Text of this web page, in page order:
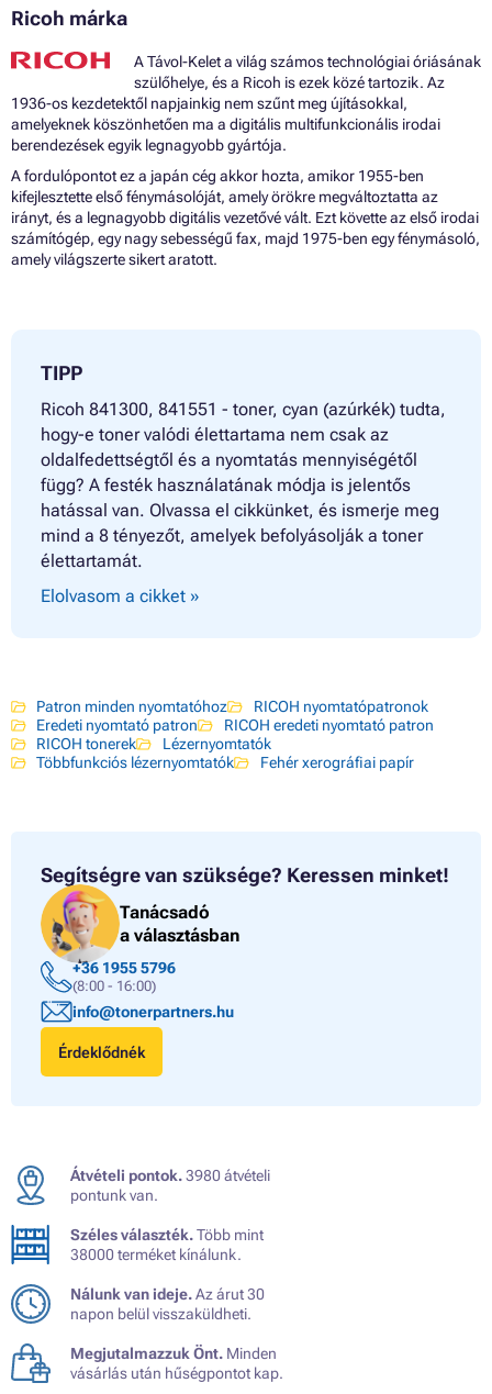
Ricoh márka
A Távol-Kelet a világ számos technológiai óriásának
szülőhelye, és a Ricoh is ezek közé tartozik. Az
1936-os kezdetektől napjainkig nem szűnt meg újításokkal,
amelyeknek köszönhetően ma a digitális multifunkcionális irodai
berendezések egyik legnagyobb gyártója.
A fordulópontot ez a japán cég akkor hozta, amikor 1955-ben
kifejlesztette első fénymásolóját, amely örökre megváltoztatta az
irányt, és a legnagyobb digitális vezetővé vált. Ezt követte az első irodai
számítógép, egy nagy sebességű fax, majd 1975-ben egy fénymásoló,
amely világszerte sikert aratott.
TIPP
Ricoh 841300, 841551 - toner, cyan (azúrkék) tudta,
hogy-e toner valódi élettartama nem csak az
oldalfedettségtől és a nyomtatás mennyiségétől
függ? A festék használatának módja is jelentős
hatással van. Olvassa el cikkünket, és ismerje meg
mind a 8 tényezőt, amelyek befolyásolják a toner
élettartamát.
Elolvasom a cikket »
Patron minden nyomtatóhoz
RICOH nyomtatópatronok
Eredeti nyomtató patron
RICOH eredeti nyomtató patron
RICOH tonerek
Lézernyomtatók
Többfunkciós lézernyomtatók
Fehér xerográfiai papír
Segítségre van szüksége? Keressen minket!
Tanácsadó
a választásban
+36 1955 5796
(8:00 - 16:00)
info@tonerpartners.hu
Érdeklődnék
Átvételi pontok.3980 átvételi
pontunk van.
Széles választék.Több mint
38000 terméket kínálunk.
Nálunk van ideje.Az árut 30
napon belül visszaküldheti.
Megjutalmazzuk Önt. Minden
vásárlás után hűségpontot kap.